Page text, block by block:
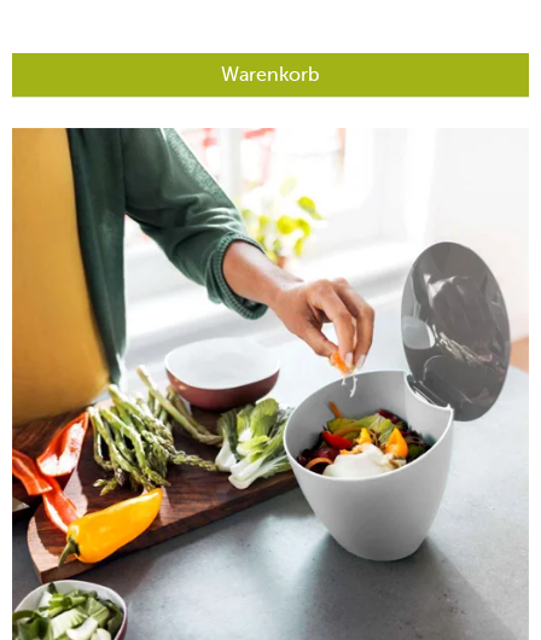
Warenkorb